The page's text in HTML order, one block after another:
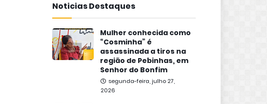
Noticias Destaques
Mulher conhecida como
“Cosminha” é
assassinada a tiros na
região de Pebinhas, em
Senhor do Bonfim
segunda-feira, julho 27,
2026